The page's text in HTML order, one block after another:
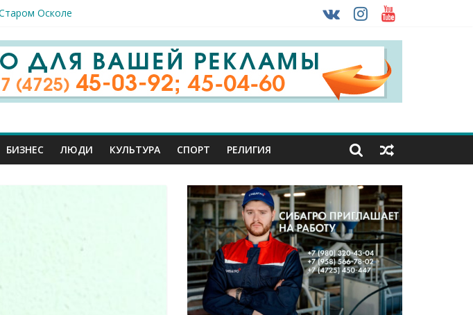
Осколе
Белгородчины под предлогом ввоза машин из-за рубежа
праздником
отметили День физкультурника
БИЗНЕС ЛЮДИ КУЛЬТУРА СПОРТ РЕЛИГИЯ